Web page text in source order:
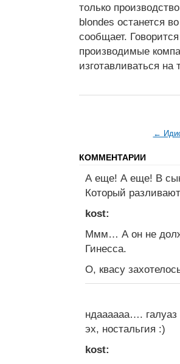
только
blondes останется
сообщает.
производимые
изготавливаться
←
КОММЕНТАРИИ
А еще! А еще! В
Который
kost:
Ммм… А он не
Гинесса.
О, квасу
ндаааааа….
эх, ностальгия :)
kost: